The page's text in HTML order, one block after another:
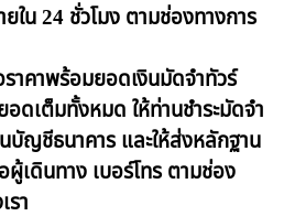
ใน 24 ชั่วโมง ตามช่องทางการ
ราคาพร้อมยอดเงินมัดจำทัวร์
อดเต็มทั้งหมด ให้ท่านชำระมัดจำ
นบัญชีธนาคาร และให้ส่งหลักฐาน
ผู้เดินทาง เบอร์โทร ตามช่อง
รา